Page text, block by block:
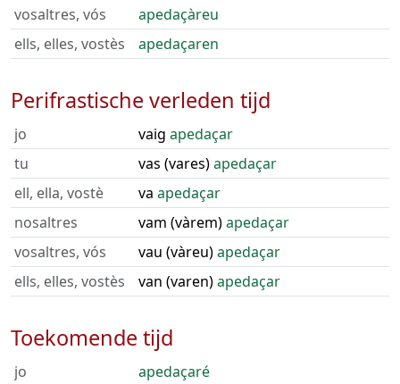
vosaltres, vós
apedaçàreu
ells, elles, vostès
apedaçaren
Perifrastische verleden tijd
jo vaig apedaçar
tu
vas (vares)apedaçar
ell, ella, vostè
va apedaçar
nosaltres
vam (vàrem)apedaçar
vosaltres, vós
vau (vàreu)apedaçar
ells, elles, vostès
van (varen)apedaçar
Toekomende tijd
jo
apedaçaré